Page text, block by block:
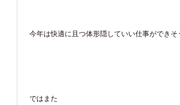
今年は快適に且つ体形隠していい仕事ができそ
ではまた